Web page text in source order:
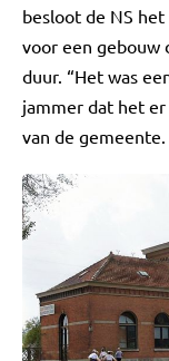
besloot de NS
voor een gebouw
duur. “Het was
jammer dat het
van de gemeente.